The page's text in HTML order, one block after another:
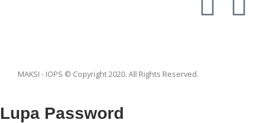
MAKSI - IOPS © Copyright 2020. All Rights Reserved.
Lupa Password